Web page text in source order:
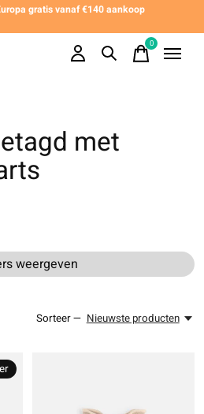
gratis vanaf €140 aankoop
0items
met
weergeven
Sorteer — Nieuwste producten